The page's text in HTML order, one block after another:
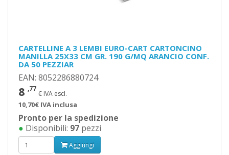
CARTELLINE A 3 LEMBI EURO-CART CARTONCINO
MANILLA 25X33 CM GR. 190 G/MQ ARANCIO CONF.
DA 50 PEZZIAR
EAN: 8052286880724
8 ,77
€ IVA escl.
10,70€ IVA inclusa
Pronto per la spedizione
● Disponibili: 97 pezzi
Aggiungi